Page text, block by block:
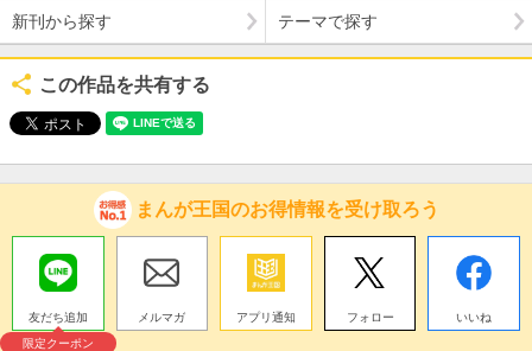
新刊から探す テーマで探す
この作品を共有する
まんが王国のお得情報を受け取ろう
友だち追加
限定クーポン
メルマガ アプリ通知 フォロー いいね